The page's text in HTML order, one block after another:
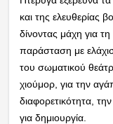
και της ελευθερίας
δίνοντας μάχη για
παράσταση με
του σωματικού
χιούμορ, για την
διαφορετικότητα,
για δημιουργία.